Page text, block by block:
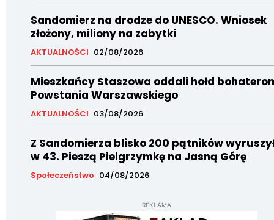
Sandomierz na drodze do UNESCO. Wniosek
złożony, miliony na zabytki
AKTUALNOŚCI 02/08/2026
Mieszkańcy Staszowa oddali hołd
Powstania Warszawskiego
AKTUALNOŚCI 03/08/2026
Z Sandomierza blisko 200 pątników
w 43. Pieszą Pielgrzymkę na Jasną Górę
Społeczeństwo 04/08/2026
REKLAMA